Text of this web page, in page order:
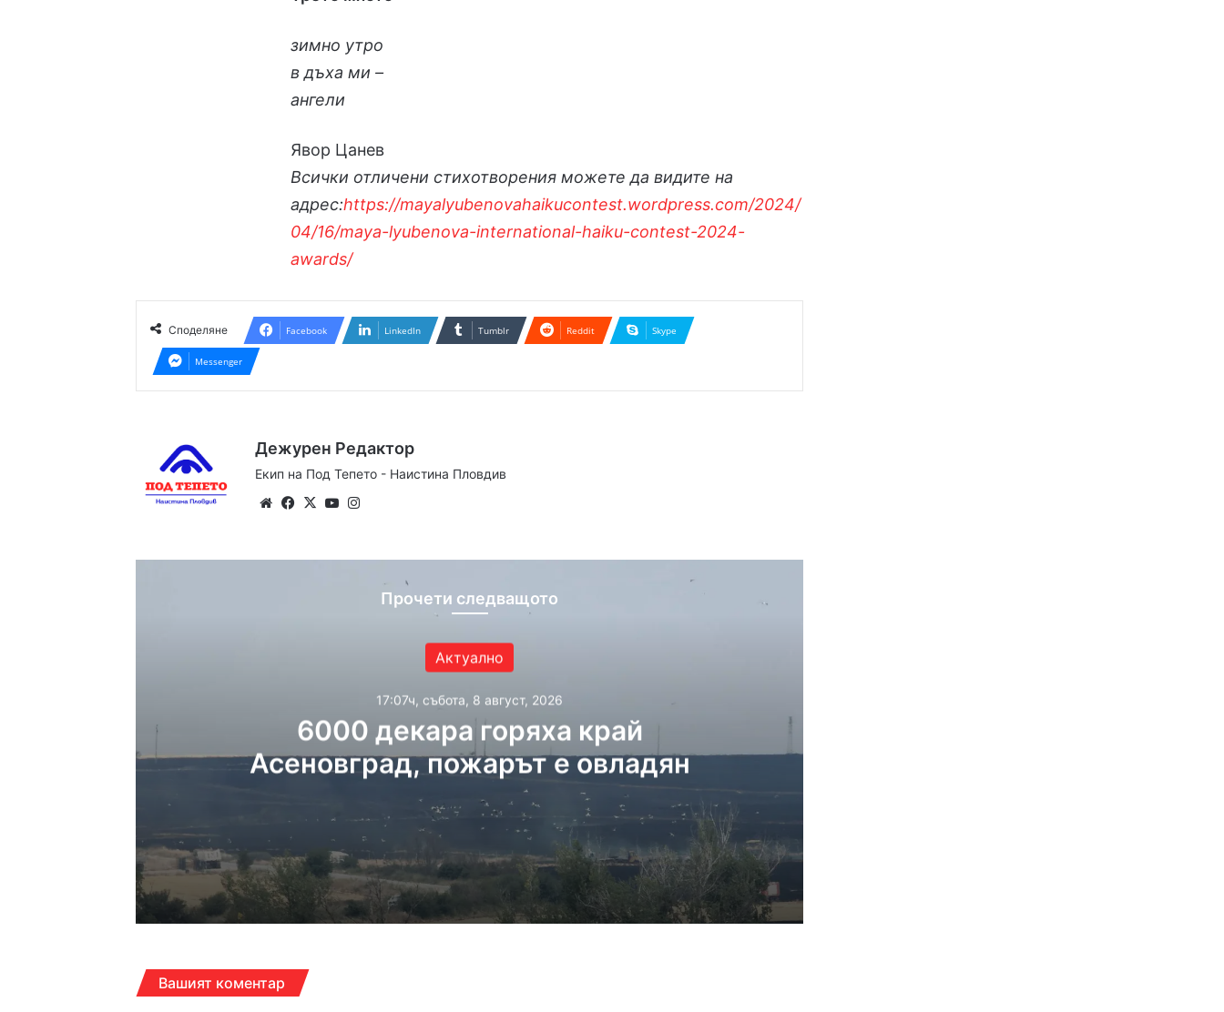
зимно утро
в дъха ми –
ангели
Явор Цанев
Всички отличени стихотворения можете да видите на
адрес:https://mayalyubenovahaikucontest.wordpress.com/2024/
04/16/maya-lyubenova-international-haiku-contest-2024-
awards/
Споделяне Facebook LinkedIn Tumblr Reddit Skype
Messenger
Дежурен Редактор
Екип на Под Тепето - Наистина Пловдив
WebsiteFacebook
X YouTube
Прочети следващото
Актуално
17:07ч, събота, 8 август, 2026
6000 декара горяха край
Асеновград, пожарът е овладян
17:07ч, събота, 8 август, 2026
6000 декара горяха край Асеновград, пожарът е овладян
Дрон се е взривил в българското въздушно пространство
Вашият коментар